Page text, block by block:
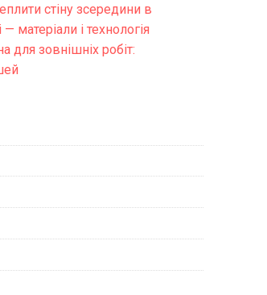
стіну зсередини в
— матеріали і технологія
для зовнішніх робіт: